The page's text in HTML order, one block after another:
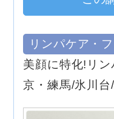
リンパケア・
美顔に特化!リ
京・練馬/氷川台